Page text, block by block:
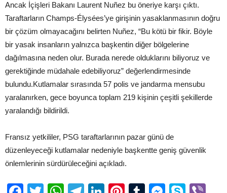
Ancak İçişleri Bakanı Laurent Nuñez bu öneriye karşı çıktı.
Taraftarların Champs-Élysées’ye girişinin yasaklanmasının doğru
bir çözüm olmayacağını belirten Nuñez, “Bu kötü bir fikir. Böyle
bir yasak insanların yalnızca başkentin diğer bölgelerine
dağılmasına neden olur. Burada nerede olduklarını biliyoruz ve
gerektiğinde müdahale edebiliyoruz” değerlendirmesinde
bulundu.Kutlamalar sırasında 57 polis ve jandarma mensubu
yaralanırken, gece boyunca toplam 219 kişinin çeşitli şekillerde
yaralandığı bildirildi.
Fransız yetkililer, PSG taraftarlarının pazar günü de
düzenleyeceği kutlamalar nedeniyle başkentte geniş güvenlik
önlemlerinin sürdürüleceğini açıkladı.